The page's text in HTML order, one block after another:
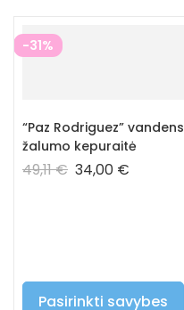
-31%
“Paz Rodriguez” vandens
žalumo kepuraitė
49,11€ 34,00 €
Pasirinkti savybes